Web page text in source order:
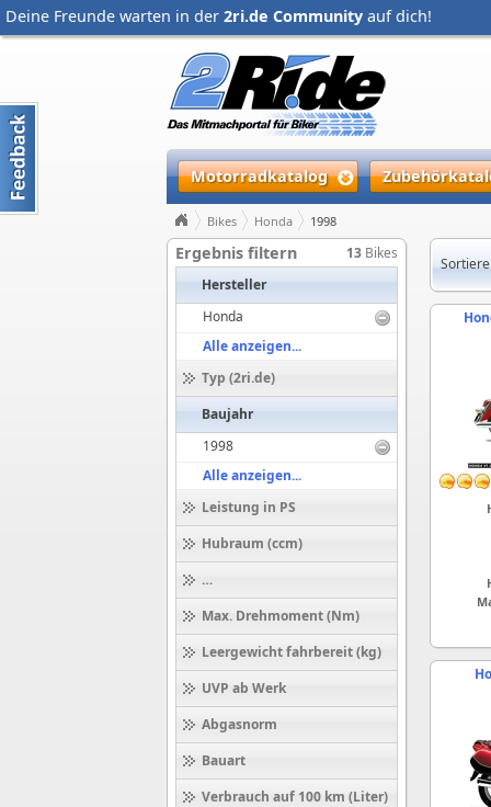
Deine Freunde warten in der 2ri.de Community auf dich!
Motorradkatalog
Bikes Honda 1998
Ergebnis filtern 13 Bikes
Hersteller
Honda
Alle anzeigen...
Typ (2ri.de)
Baujahr
1998
Alle anzeigen...
Leistung in PS
Hubraum (ccm)
Höchstgeschwindigkeit (km/h)
Max. Drehmoment (Nm)
Leergewicht fahrbereit (kg)
UVP ab Werk
Abgasnorm
Bauart
Verbrauch auf 100 km (Liter)